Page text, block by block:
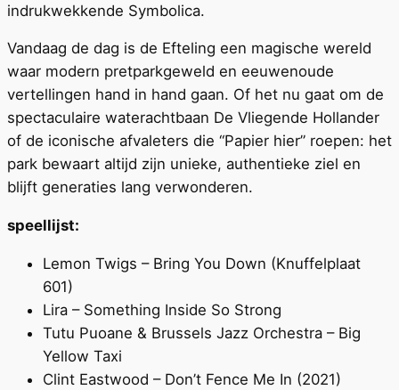
indrukwekkende Symbolica.
Vandaag de dag is de Efteling een magische wereld
waar modern pretparkgeweld en eeuwenoude
vertellingen hand in hand gaan. Of het nu gaat om de
spectaculaire waterachtbaan De Vliegende Hollander
of de iconische afvaleters die “Papier hier” roepen: het
park bewaart altijd zijn unieke, authentieke ziel en
blijft generaties lang verwonderen.
speellijst:
Lemon Twigs – Bring You Down (Knuffelplaat
601)
Lira – Something Inside So Strong
Tutu Puoane & Brussels Jazz Orchestra – Big
Yellow Taxi
Clint Eastwood – Don’t Fence Me In (2021)